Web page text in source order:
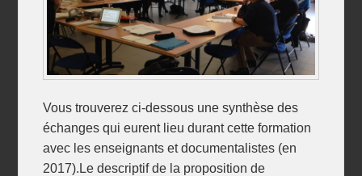
Vous trouverez ci-dessous une synthèse des
échanges qui eurent lieu durant cette formation
avec les enseignants et documentalistes (en
2017).Le descriptif de la proposition de